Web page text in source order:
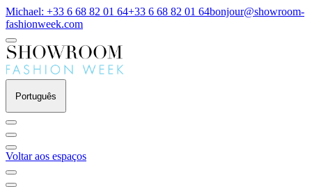
Michael: +33 6 68 82 01 64+33 6 68 82 01 64bonjour@showroom-
fashionweek.com
Português
Voltar aos espaços